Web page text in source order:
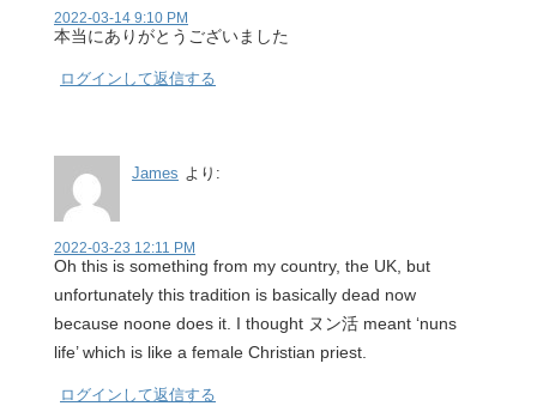
2022-03-14 9:10 PM
本当にありがとうございました
ログインして返信する
James より:
2022-03-23 12:11 PM
Oh this is something from my country, the UK, but
unfortunately this tradition is basically dead now
because noone does it. I thought ヌン活 meant ‘nuns
life’ which is like a female Christian priest.
ログインして返信する